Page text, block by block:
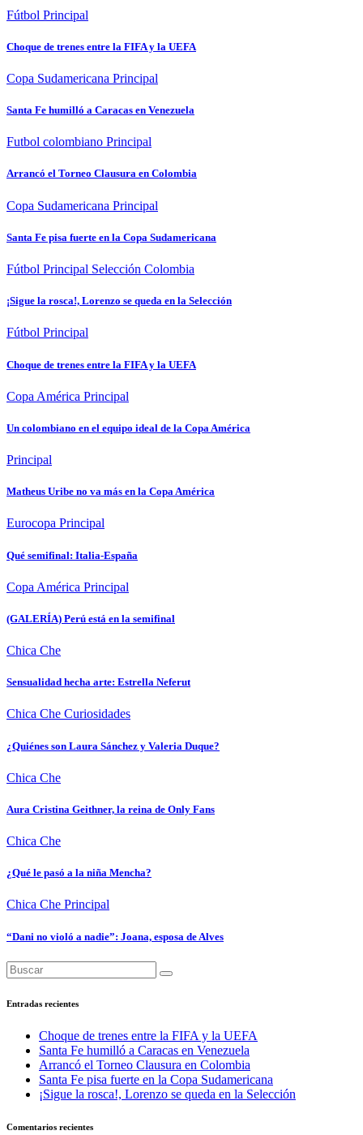
Fútbol Principal
Choque de trenes entre la FIFA y la UEFA
Copa Sudamericana Principal
Santa Fe humilló a Caracas en Venezuela
Futbol colombiano Principal
Arrancó el Torneo Clausura en Colombia
Copa Sudamericana Principal
Santa Fe pisa fuerte en la Copa Sudamericana
Fútbol Principal Selección Colombia
¡Sigue la rosca!, Lorenzo se queda en la Selección
Fútbol Principal
Choque de trenes entre la FIFA y la UEFA
Copa América Principal
Un colombiano en el equipo ideal de la Copa América
Principal
Matheus Uribe no va más en la Copa América
Eurocopa Principal
Qué semifinal: Italia-España
Copa América Principal
(GALERÍA) Perú está en la semifinal
Chica Che
Sensualidad hecha arte: Estrella Neferut
Chica Che Curiosidades
¿Quiénes son Laura Sánchez y Valeria Duque?
Chica Che
Aura Cristina Geithner, la reina de Only Fans
Chica Che
¿Qué le pasó a la niña Mencha?
Chica Che Principal
“Dani no violó a nadie”: Joana, esposa de Alves
Entradas recientes
Choque de trenes entre la FIFA y la UEFA
Santa Fe humilló a Caracas en Venezuela
Arrancó el Torneo Clausura en Colombia
Santa Fe pisa fuerte en la Copa Sudamericana
¡Sigue la rosca!, Lorenzo se queda en la Selección
Comentarios recientes